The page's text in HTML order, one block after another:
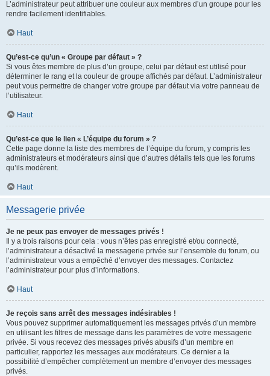
L’administrateur peut attribuer une couleur aux membres d’un groupe pour les
rendre facilement identifiables.
Haut
Qu’est-ce qu’un « Groupe par défaut » ?
Si vous êtes membre de plus d’un groupe, celui par défaut est utilisé pour
déterminer le rang et la couleur de groupe affichés par défaut. L’administrateur
peut vous permettre de changer votre groupe par défaut via votre panneau de
l’utilisateur.
Haut
Qu’est-ce que le lien « L’équipe du forum » ?
Cette page donne la liste des membres de l’équipe du forum, y compris les
administrateurs et modérateurs ainsi que d’autres détails tels que les forums
qu’ils modèrent.
Haut
Messagerie privée
Je ne peux pas envoyer de messages privés !
Il y a trois raisons pour cela : vous n’êtes pas enregistré et/ou connecté,
l’administrateur a désactivé la messagerie privée sur l’ensemble du forum, ou
l’administrateur vous a empêché d’envoyer des messages. Contactez
l’administrateur pour plus d’informations.
Haut
Je reçois sans arrêt des messages indésirables !
Vous pouvez supprimer automatiquement les messages privés d’un membre
en utilisant les filtres de message dans les paramètres de votre messagerie
privée. Si vous recevez des messages privés abusifs d’un membre en
particulier, rapportez les messages aux modérateurs. Ce dernier a la
possibilité d’empêcher complètement un membre d’envoyer des messages
privés.